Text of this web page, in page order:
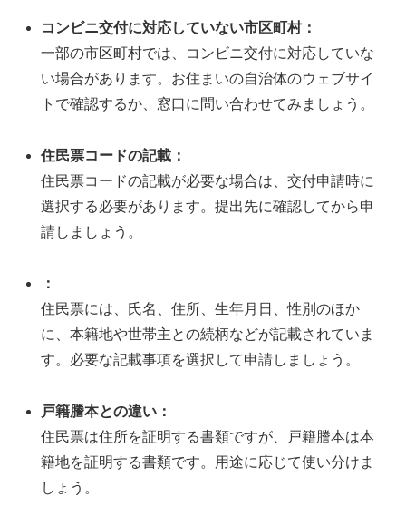
コンビニ交付に対応していない市区町村：
一部の市区町村では、コンビニ交付に対応していな
い場合があります。お住まいの自治体のウェブサイ
トで確認するか、窓口に問い合わせてみましょう。
住民票コードの記載：
住民票コードの記載が必要な場合は、交付申請時に
選択する必要があります。提出先に確認してから申
請しましょう。
：
住民票には、氏名、住所、生年月日、性別のほか
に、本籍地や世帯主との続柄などが記載されていま
す。必要な記載事項を選択して申請しましょう。
戸籍謄本との違い：
住民票は住所を証明する書類ですが、戸籍謄本は本
籍地を証明する書類です。用途に応じて使い分けま
しょう。